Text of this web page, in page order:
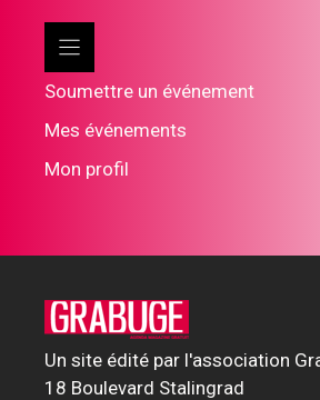
Soumettre un événement
Mes événements
Mon profil
Un site édité par l'association
18 Boulevard Stalingrad